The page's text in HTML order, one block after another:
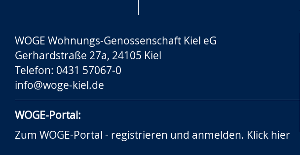
WOGE Wohnungs-Genossenschaft Kiel eG
Gerhardstraße 27a, 24105 Kiel
Telefon: 0431 57067-0
info@woge-kiel.de
WOGE-Portal:
Zum WOGE-Portal - registrieren und anmelden. Klick hier